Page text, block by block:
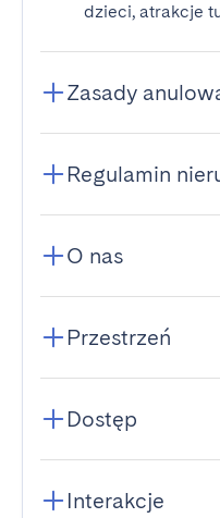
dzieci, atrakcje
Zasady
Regulamin
O nas
Przestrzeń
Dostęp
Interakcje